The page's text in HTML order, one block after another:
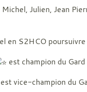
Michel, Julien, Jean
en S2HCO
est champion du
est vice-champion du